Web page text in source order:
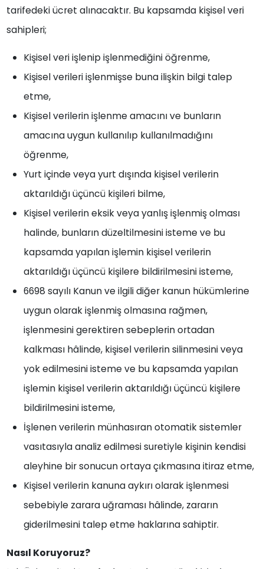
tarifedeki ücret alınacaktır. Bu kapsamda kişisel veri
sahipleri;
Kişisel veri işlenip işlenmediğini öğrenme,
Kişisel verileri işlenmişse buna ilişkin bilgi talep
etme,
Kişisel verilerin işlenme amacını ve bunların
amacına uygun kullanılıp kullanılmadığını
öğrenme,
Yurt içinde veya yurt dışında kişisel verilerin
aktarıldığı üçüncü kişileri bilme,
Kişisel verilerin eksik veya yanlış işlenmiş olması
halinde, bunların düzeltilmesini isteme ve bu
kapsamda yapılan işlemin kişisel verilerin
aktarıldığı üçüncü kişilere bildirilmesini isteme,
6698 sayılı Kanun ve ilgili diğer kanun hükümlerine
uygun olarak işlenmiş olmasına rağmen,
işlenmesini gerektiren sebeplerin ortadan
kalkması hâlinde, kişisel verilerin silinmesini veya
yok edilmesini isteme ve bu kapsamda yapılan
işlemin kişisel verilerin aktarıldığı üçüncü kişilere
bildirilmesini isteme,
İşlenen verilerin münhasıran otomatik sistemler
vasıtasıyla analiz edilmesi suretiyle kişinin kendisi
aleyhine bir sonucun ortaya çıkmasına itiraz etme,
Kişisel verilerin kanuna aykırı olarak işlenmesi
sebebiyle zarara uğraması hâlinde, zararın
giderilmesini talep etme haklarına sahiptir.
Nasıl Koruyoruz?